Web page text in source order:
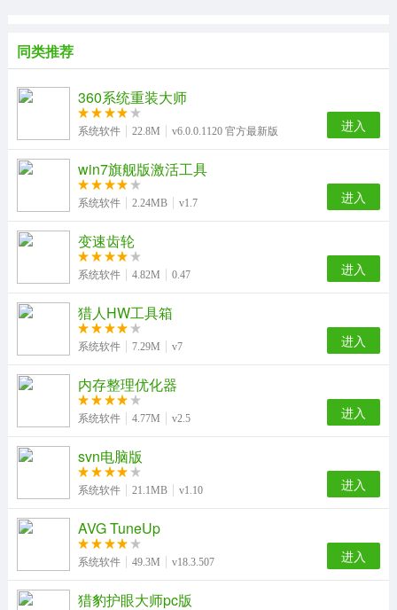
同类推荐
360系统重装大师
系统软件 22.8M v6.0.0.1120 官方最新版 进入
win7旗舰版激活工具
系统软件 2.24MB v1.7 进入
变速齿轮
系统软件 4.82M 0.47 进入
猎人HW工具箱
系统软件 7.29M v7 进入
内存整理优化器
系统软件 4.77M v2.5 进入
svn电脑版
系统软件 21.1MB v1.10 进入
AVG TuneUp
系统软件 49.3M v18.3.507 进入
猎豹护眼大师pc版